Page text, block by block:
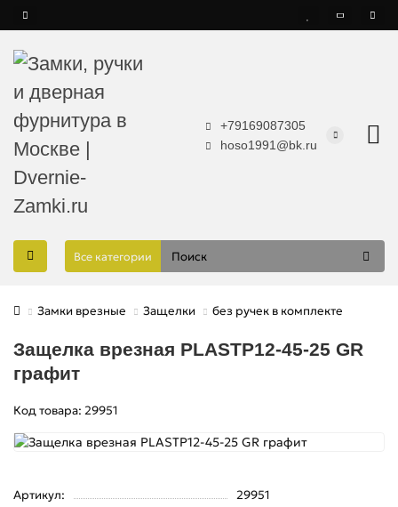
+79169087305
hoso1991@bk.ru
Все категории
Замки врезные Защелки без ручек в комплекте
Защелка врезная PLASTP12-45-25 GR
графит
Код товара: 29951
Артикул:
29951